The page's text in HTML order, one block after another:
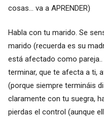
cosas... va a APRENDER)
Habla con tu marido. Se
marido (recuerda es su
está afectado como
terminar, que te afecta a ti,
(porque siempre termináis
claramente con tu suegra,
pierdas el control (aunque